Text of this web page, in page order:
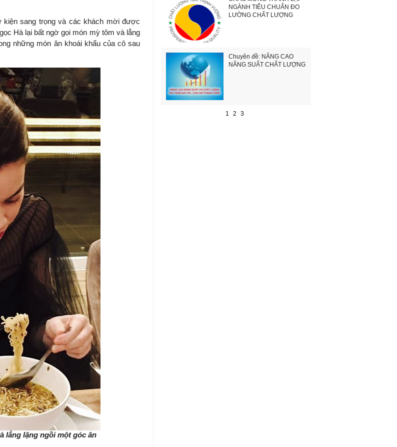
sang trọng và các khách mời được
Hà lại bất ngờ gọi món mỳ tôm và lẳng
những món ăn khoái khẩu của cô sau
lẳng lặng ngồi một góc ăn
NGÀNH TIÊU CHUẨN ĐO
LƯỜNG CHẤT LƯỢNG
Chuyên đề: NÂNG CAO
NĂNG SUẤT CHẤT LƯỢNG
1 2 3